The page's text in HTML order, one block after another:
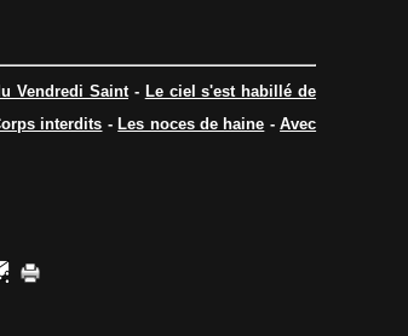
Vendredi Saint- Le ciel s'est habillé de
interdits - Les noces de haine -Avec